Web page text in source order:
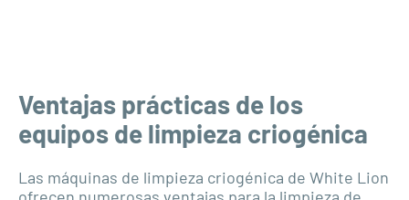
Ventajas prácticas de los
equipos de limpieza criogénica
Las máquinas de limpieza criogénica de White Lion